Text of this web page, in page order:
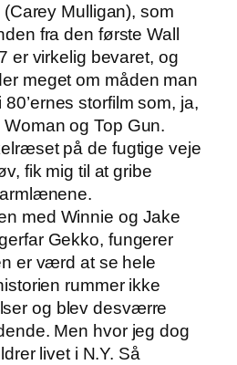
Mulligan), som
fra den første Wall
er virkelig bevaret, og
meget om måden man
storfilm som, ja,
og Top Gun.
på de fugtige veje
fik mig til at gribe
med Winnie og Jake
Gekko, fungerer
er værd at se hele
rummer ikke
og blev desværre
Men hvor jeg dog
livet i N.Y. Så